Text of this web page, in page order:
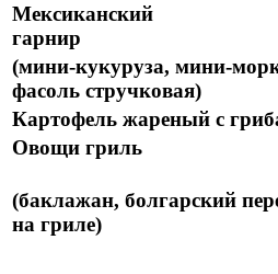
Мексиканский
гарнир
(мини-кукуруза, мини-
фасоль стручковая)
Картофель жареный с
Овощи гриль
(баклажан, болгарский
на гриле)